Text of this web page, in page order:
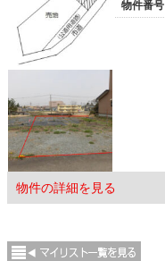
物件の詳細を見る
物件番号